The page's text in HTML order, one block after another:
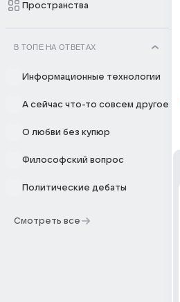
Пространства
В ТОПЕ НА ОТВЕТАХ
Информационные технологии
А сейчас что-то совсем другое
О любви без купюр
Философский вопрос
Политические дебаты
Смотреть все